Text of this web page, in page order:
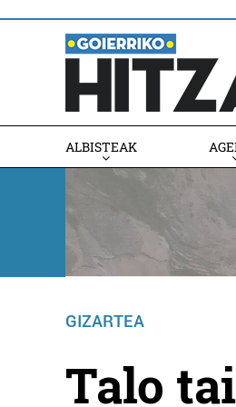
ALBISTEAK
GIZARTEA
Talo